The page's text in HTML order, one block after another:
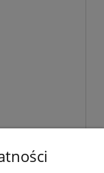
Marvee